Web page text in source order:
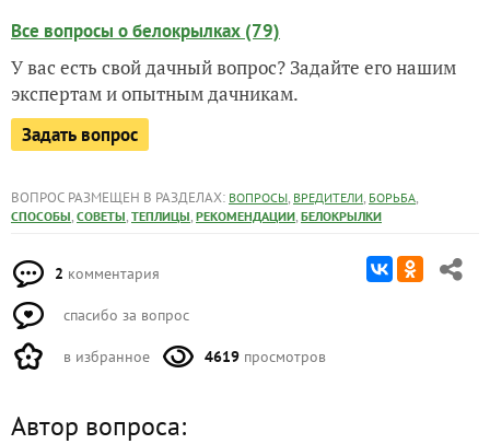
Все вопросы о белокрылках (79)
У вас есть свой дачный вопрос? Задайте его нашим
экспертам и опытным дачникам.
Задать вопрос
ВОПРОС РАЗМЕЩЕН В РАЗДЕЛАХ: ВОПРОСЫ, ВРЕДИТЕЛИ, БОРЬБА,
СПОСОБЫ, СОВЕТЫ, ТЕПЛИЦЫ, РЕКОМЕНДАЦИИ, БЕЛОКРЫЛКИ
2 комментария
спасибо за вопрос
в избранное 4619 просмотров
Автор вопроса: